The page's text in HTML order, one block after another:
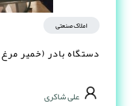
املاک صنعتی
دستگاه بادر (خمیر
علی شاکری